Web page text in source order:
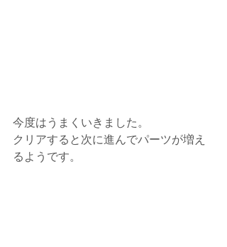
今度はうまくいきました。
クリアすると次に進んでパーツが増え
るようです。